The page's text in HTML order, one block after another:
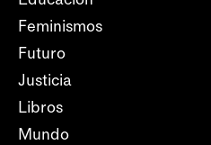
Feminismos
Futuro
Justicia
Libros
Mundo